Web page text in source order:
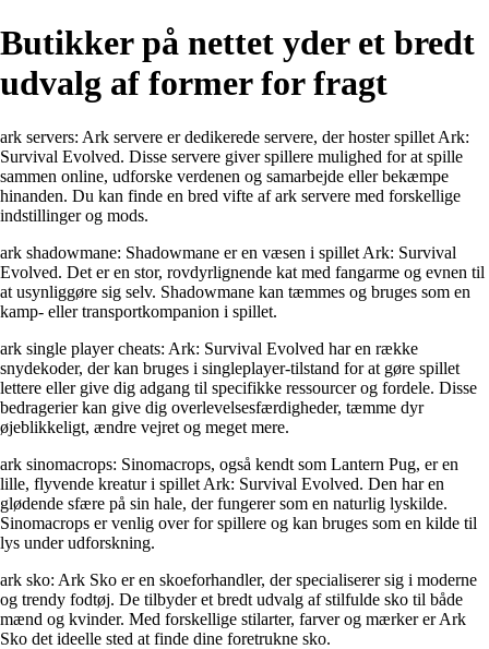
Butikker på nettet yder et bredt
udvalg af former for fragt
ark servers: Ark servere er dedikerede servere, der hoster spillet Ark:
Survival Evolved. Disse servere giver spillere mulighed for at spille
sammen online, udforske verdenen og samarbejde eller bekæmpe
hinanden. Du kan finde en bred vifte af ark servere med forskellige
indstillinger og mods.
ark shadowmane: Shadowmane er en væsen i spillet Ark: Survival
Evolved. Det er en stor, rovdyrlignende kat med fangarme og evnen til
at usynliggøre sig selv. Shadowmane kan tæmmes og bruges som en
kamp- eller transportkompanion i spillet.
ark single player cheats: Ark: Survival Evolved har en række
snydekoder, der kan bruges i singleplayer-tilstand for at gøre spillet
lettere eller give dig adgang til specifikke ressourcer og fordele. Disse
bedragerier kan give dig overlevelsesfærdigheder, tæmme dyr
øjeblikkeligt, ændre vejret og meget mere.
ark sinomacrops: Sinomacrops, også kendt som Lantern Pug, er en
lille, flyvende kreatur i spillet Ark: Survival Evolved. Den har en
glødende sfære på sin hale, der fungerer som en naturlig lyskilde.
Sinomacrops er venlig over for spillere og kan bruges som en kilde til
lys under udforskning.
ark sko: Ark Sko er en skoeforhandler, der specialiserer sig i moderne
og trendy fodtøj. De tilbyder et bredt udvalg af stilfulde sko til både
mænd og kvinder. Med forskellige stilarter, farver og mærker er Ark
Sko det ideelle sted at finde dine foretrukne sko.